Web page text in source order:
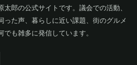
郎の公式サイトです。議会での活動、
った声、暮らしに近い課題、街のグルメ
でも雑多に発信しています。